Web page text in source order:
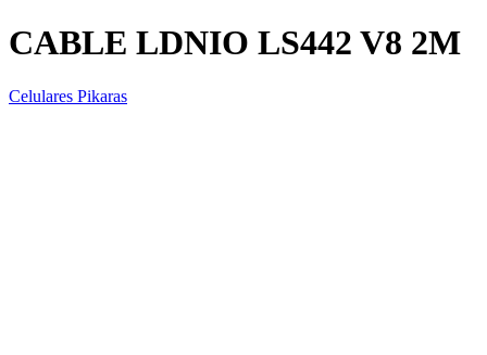
CABLE LDNIO LS442 V8 2M
Celulares Pikaras